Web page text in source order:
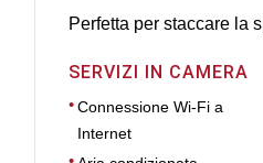
Perfetta per staccare la
SERVIZI IN CAMERA
Connessione Wi-Fi a
Internet